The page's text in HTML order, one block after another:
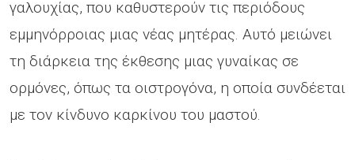
γαλουχίας, που καθυστερούν τις περιόδους
εμμηνόρροιας μιας νέας μητέρας. Αυτό μειώνει
τη διάρκεια της έκθεσης μιας γυναίκας σε
ορμόνες, όπως τα οιστρογόνα, η οποία συνδέεται
με τον κίνδυνο καρκίνου του μαστού.